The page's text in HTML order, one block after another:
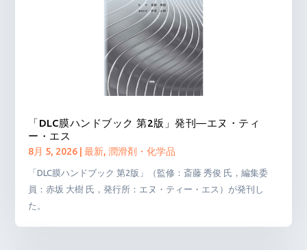
「DLC膜ハンドブック 第2版」発刊―エヌ・ティ
ー・エス
8月 5, 2026 |最新,潤滑剤・化学品
「DLC膜ハンドブック 第2版」（監修：斎藤 秀俊 氏，編集委
員：赤坂 大樹 氏，発行所：エヌ・ティー・エス）が発刊し
た。